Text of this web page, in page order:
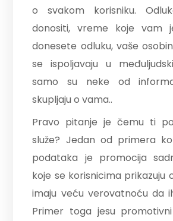
o svakom korisniku.
donositi, vreme koje vam
donesete odluku, vaše
se ispoljavaju u
samo su neke od
skupljaju o vama..
Pravo pitanje je čemu ti
služe? Jedan od primera
podataka je promocija
koje se korisnicima prikazuju
imaju veću verovatnoću da
Primer toga jesu